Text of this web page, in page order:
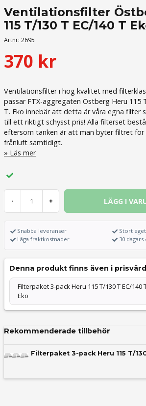
Ventilationsfilter
115 T/130 T EC/140 T
Artnr: 2695
370 kr
Ventilationsfilter i hög kvalitet med
passar FTX-aggregaten Östberg Heru 115
T. Eko innebär att detta är våra egna filter
till ett riktigt schysst pris! Alla filterset
eftersom tanken är att man byter filtret
frånluft samtidigt.
Läs mer
- + LÄGG I
Snabba leveranser
Låga fraktkostnader
Stort
30
Denna produkt finns även i
Filterpaket 3-pack Heru 115 T/130 T EC/140
Eko
Rekommenderade tillbehör